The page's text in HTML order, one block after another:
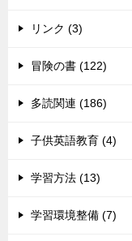
リンク (3)
冒険の書 (122)
多読関連 (186)
子供英語教育 (4)
学習方法 (13)
学習環境整備 (7)